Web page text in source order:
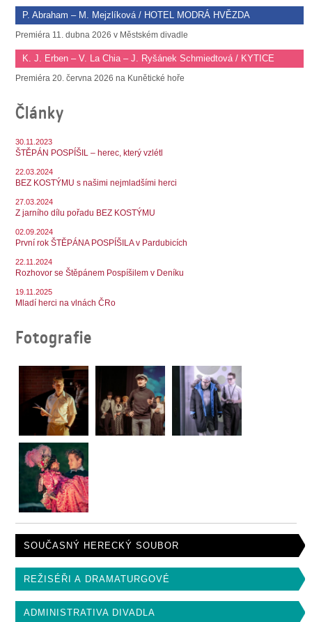
P. Abraham – M. Mejzlíková / HOTEL MODRÁ HVĚZDA
Premiéra 11. dubna 2026 v Městském divadle
K. J. Erben – V. La Chia – J. Ryšánek Schmiedtová / KYTICE
Premiéra 20. června 2026 na Kunětické hoře
Články
30.11.2023
ŠTĚPÁN POSPÍŠIL – herec, který vzlétl
22.03.2024
BEZ KOSTÝMU s našimi nejmladšími herci
27.03.2024
Z jarního dílu pořadu BEZ KOSTÝMU
02.09.2024
První rok ŠTĚPÁNA POSPÍŠILA v Pardubicích
22.11.2024
Rozhovor se Štěpánem Pospíšilem v Deníku
19.11.2025
Mladí herci na vlnách ČRo
Fotografie
SOUČASNÝ HERECKÝ SOUBOR
REŽISÉŘI A DRAMATURGOVÉ
ADMINISTRATIVA DIVADLA